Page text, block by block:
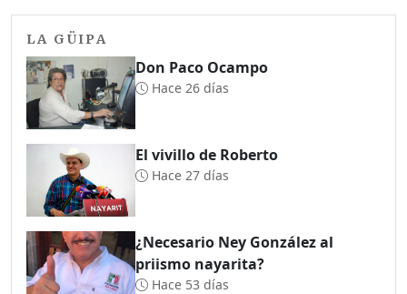
LA GÜIPA
Don Paco Ocampo
Hace 26 días
El vivillo de Roberto
Hace 27 días
¿Necesario Ney González al
priismo nayarita?
Hace 53 días